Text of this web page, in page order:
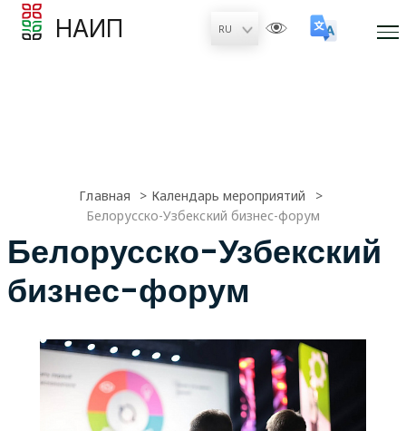
НАИП
Главная
Календарь мероприятий
Белорусско-Узбекский бизнес-форум
Белорусско-Узбекский
бизнес-форум